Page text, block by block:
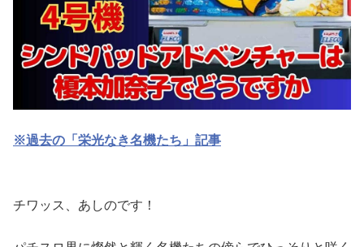
※過去の「栄光なき名機たち」記事
チワッス、あしのです！